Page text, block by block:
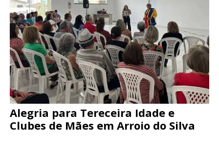
Alegria para Tereceira Idade e
Clubes de Mães em Arroio do Silva